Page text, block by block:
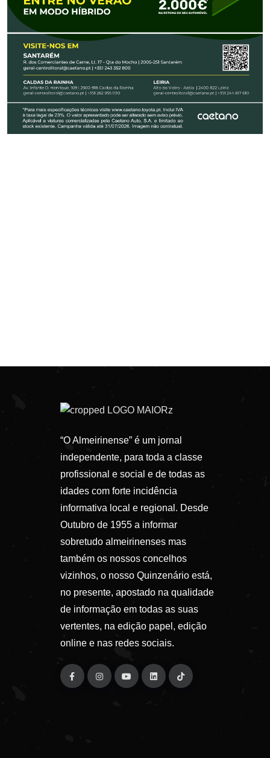
“O Almeirinense” é um jornal
independente, para toda a classe
profissional e social e de todas as
idades com forte incidência
informativa local e regional. Desde
Outubro de 1955 a informar
sobretudo almeirinenses mas
também os nossos concelhos
vizinhos, o nosso Quinzenário está,
no presente, apostado na qualidade
de informação em todas as suas
vertentes, na edição papel, edição
online e nas redes sociais.